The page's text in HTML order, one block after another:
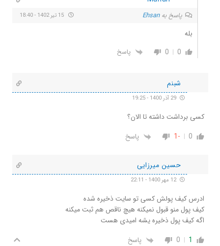
پاسخ بهEhsan
بله
0
0 پاسخ
شبنم
کسی برداشت داشته تا الان؟
0
-1 پاسخ
حسین میرزایی
12 مهر 1400 - 22:11
ادرس کیف پولش کسی تو سایت ذخیره شده
کیف پول منو قبول نمیکنه هیچ ناقص هم ثبت میکنه
اگه کیف پول ذخیره یشه امیدی هست
1
0 پاسخ